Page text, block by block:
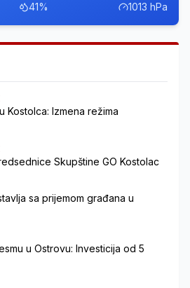
41% 1013 hPa
Kostolca: Izmena režima
Skupštine GO Kostolac
sa prijemom građana u
u Ostrovu: Investicija od 5